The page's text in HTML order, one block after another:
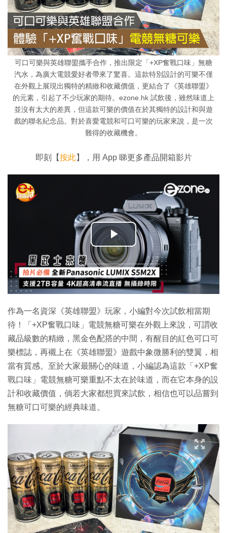
可口可樂與英雄聯盟攜手合作，推出限定「+XP奮戰口味」無糖
汽水，為廣大電競愛好者帶來了驚喜。這款特別設計的可樂不僅
在外觀上展現出獨特的精緻和收藏價值，更結合了《英雄聯盟》
的元素，引起了不少玩家的期待。ezone.hk 試飲後，雖然味道上
並沒有太大的差異，但這款可樂的價值在於其獨特的設計和與遊
戲的聯名紀念品。對於喜愛電競和可口可樂的玩家來說，是一次
難得的收藏機會。
即刻【按此】，用 App 睇更多產品開箱影片
播
放
影
片
作為一名資深《英雄聯盟》玩家，小編對今次試飲相當期
待！「+XP奮戰口味」電競無糖可樂在外觀上來說，可謂收
藏品級數的精緻，黑金色配搭的中間，有醒目的紅色可口可
樂標誌，再襯上在《英雄聯盟》遊戲中象微勝利的雙翼，相
當有質感。至於大家最關心的味道，小編認為這款「+XP奮
戰口味」電競無糖可樂重點不太在於味道，而在它本身的設
計和收藏價值，倘若大家都想買來試飲，相信也可以品嘗到
無糖可口可樂的經典味道。